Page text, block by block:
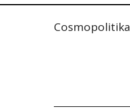
Cosmopolitika